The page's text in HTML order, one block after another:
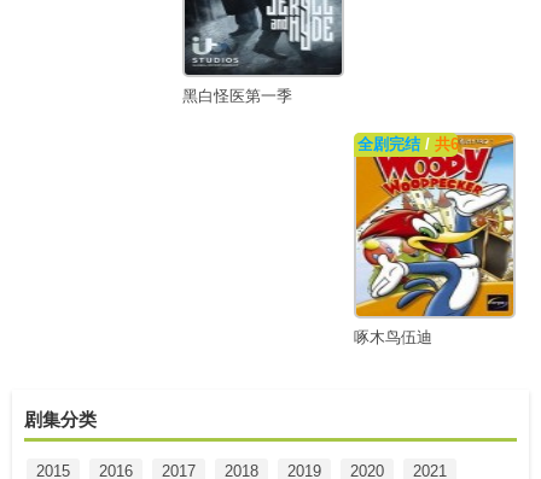
黑白怪医第一季
全剧完结/ 共68集
啄木鸟伍迪
剧集分类
2015 2016 2017 2018 2019 2020
2021